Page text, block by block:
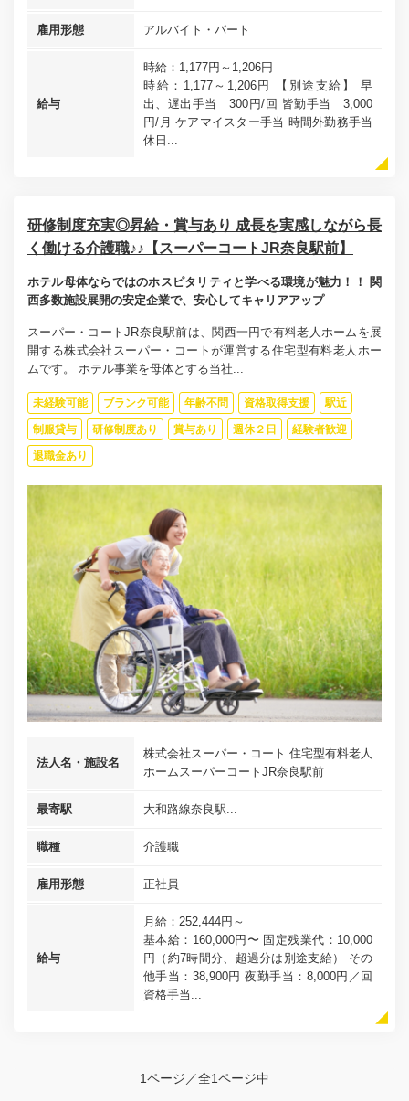
雇用形態 アルバイト・パート
給与
時給：1,177円～1,206円
時給：1,177～1,206円 【別途支給】 早
出、遅出手当 300円/回 皆勤手当 3,000
円/月 ケアマイスター手当 時間外勤務手当
休日...
研修制度充実◎昇給・賞与あり 成長を実感しながら長
く働ける介護職♪♪【スーパーコートJR奈良駅前】
ホテル母体ならではのホスピタリティと学べる環境が魅力！！ 関
西多数施設展開の安定企業で、安心してキャリアアップ
スーパー・コートJR奈良駅前は、関西一円で有料老人ホームを展
開する株式会社スーパー・コートが運営する住宅型有料老人ホー
ムです。 ホテル事業を母体とする当社...
未経験可能 ブランク可能 年齢不問 資格取得支援 駅近
制服貸与 研修制度あり 賞与あり 週休２日 経験者歓迎
退職金あり
法人名・施設名
株式会社スーパー・コート 住宅型有料老人
ホームスーパーコートJR奈良駅前
最寄駅 大和路線奈良駅...
職種 介護職
雇用形態 正社員
給与
月給：252,444円～
基本給：160,000円〜 固定残業代：10,000
円（約7時間分、超過分は別途支給） その
他手当：38,900円 夜勤手当：8,000円／回
資格手当...
1ページ／全1ページ中